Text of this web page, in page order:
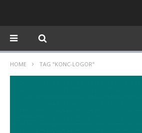
HOME TAG "KONC-LOGOR"